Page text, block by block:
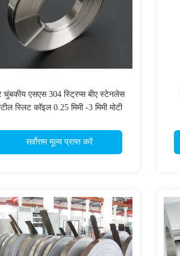
चुंबकीय एसएस 304 स्ट्रिप्स बीए स्टेनलेस
स्लिट कॉइल 0.25 मिमी -3 मिमी मोटी
सर्वोत्तम मूल्य प्राप्त करें